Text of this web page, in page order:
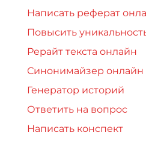
Написать реферат
Повысить
Рерайт текста онлайн
Синонимайзер онлайн
Генератор историй
Ответить на вопрос
Написать конспект